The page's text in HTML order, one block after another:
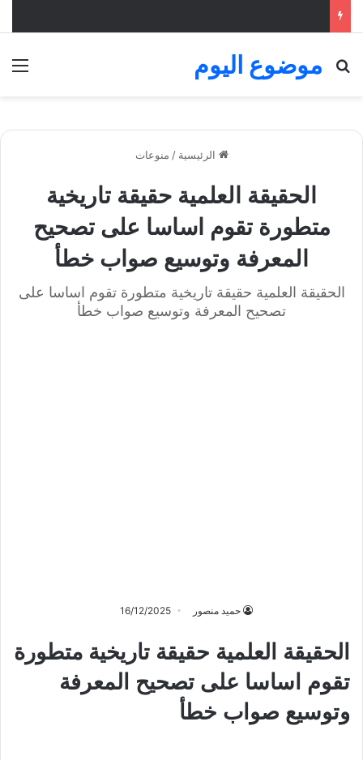
موضوع اليوم
بحث عن
الرئيسية / منوعات
الحقيقة العلمية حقيقة تاريخية
متطورة تقوم اساسا على تصحيح
المعرفة وتوسيع صواب خطأ
الحقيقة العلمية حقيقة تاريخية متطورة تقوم اساسا على
تصحيح المعرفة وتوسيع صواب خطأ
حميد منصور 16/12/2025
الحقيقة العلمية حقيقة تاريخية متطورة
تقوم اساسا على تصحيح المعرفة
وتوسيع صواب خطأ